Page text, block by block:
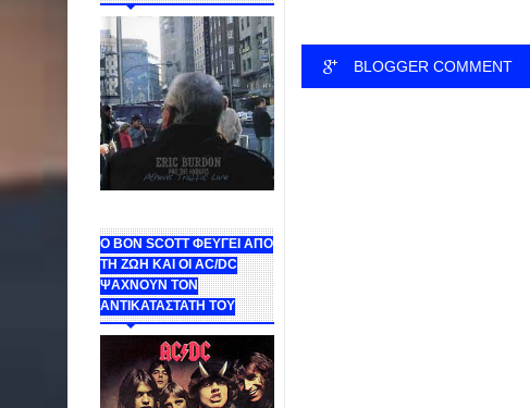
Ο BON SCOTT ΦΕΥΓΕΙ ΑΠΟ
ΤΗ ΖΩΗ ΚΑΙ ΟΙ AC/DC
ΨΑΧΝΟΥΝ ΤΟΝ
ΑΝΤΙΚΑΤΑΣΤΑΤΗ ΤΟΥ
BLOGGER COMMENT